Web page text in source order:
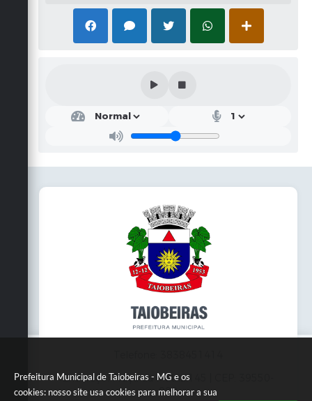
Prefeitura Municipal de Taiobeiras - MG e os
cookies: nosso site usa cookies para melhorar a sua
Endereço: Praça da Matriz,145 | CEP: 39550-
000